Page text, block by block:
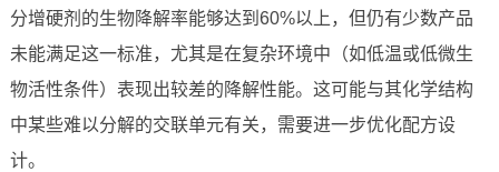
分增硬剂的生物降解率能够达到60%以上，但仍有少数产品
未能满足这一标准，尤其是在复杂环境中（如低温或低微生
物活性条件）表现出较差的降解性能。这可能与其化学结构
中某些难以分解的交联单元有关，需要进一步优化配方设
计。